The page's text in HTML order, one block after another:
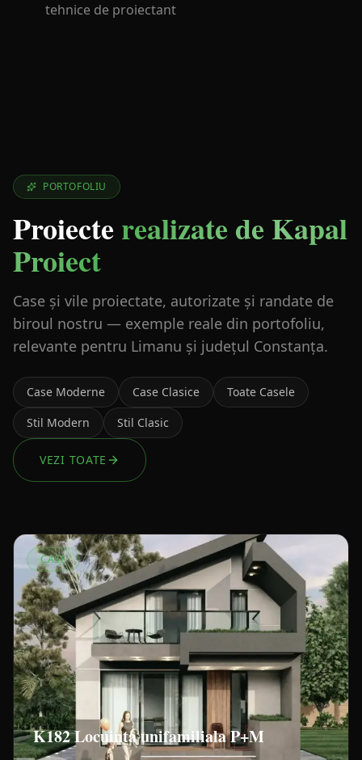
tehnice de proiectant
PORTOFOLIU
Proiecte realizate de Kapal
Proiect
Case și vile proiectate, autorizate și randate de
biroul nostru — exemple reale din portofoliu,
relevante pentru Limanu și județul Constanța.
Case Moderne Case Clasice
Toate Casele
Stil Modern
Stil Clasic
VEZI TOATE
CASE
K182 Locuinta unifamiliala P+M